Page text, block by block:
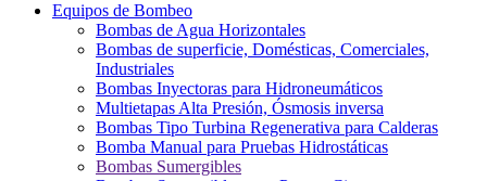
Equipos de Bombeo
Bombas de Agua Horizontales
Bombas de superficie, Domésticas, Comerciales,
Industriales
Bombas Inyectoras para Hidroneumáticos
Multietapas Alta Presión, Ósmosis inversa
Bombas Tipo Turbina Regenerativa para Calderas
Bomba Manual para Pruebas Hidrostáticas
Bombas Sumergibles